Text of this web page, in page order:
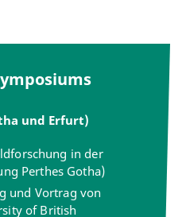
und Erfurt)
in der
Perthes Gotha)
und Vortrag von
of British